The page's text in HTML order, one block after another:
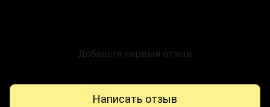
Добавьте первый отзыв
Написать отзыв